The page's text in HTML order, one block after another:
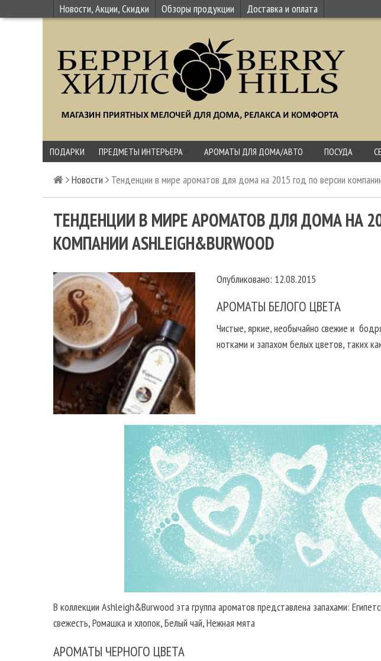
Новости, Акции, Скидки Обзоры продукции Доставка и оплата
ПОДАРКИ ПРЕДМЕТЫ ИНТЕРЬЕРА АРОМАТЫ ДЛЯ ДОМА/АВТО ПОСУДА
Новости Тенденции в мире ароматов для дома на 2015 год по версии
ТЕНДЕНЦИИ В МИРЕ АРОМАТОВ ДЛЯ ДОМА НА
КОМПАНИИ ASHLEIGH&BURWOOD
Опубликовано: 12.08.2015
АРОМАТЫ БЕЛОГО ЦВЕТА
Чистые, яркие, необычайно свежие и
нотками и запахом белых цветов, таких
В коллекции Ashleigh&Burwood эта группа ароматов представлена запахами:
свежесть, Ромашка и хлопок, Белый чай, Нежная мята
АРОМАТЫ ЧЕРНОГО ЦВЕТА